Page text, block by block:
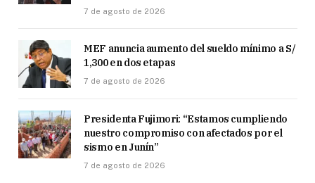
7 de agosto de 2026
MEF anuncia aumento del sueldo mínimo a S/
1,300 en dos etapas
7 de agosto de 2026
Presidenta Fujimori: “Estamos cumpliendo
nuestro compromiso con afectados por el
sismo en Junín”
7 de agosto de 2026